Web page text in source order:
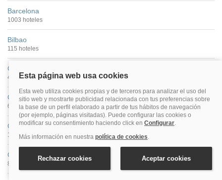
Barcelona
1003 hoteles
Bilbao
115 hoteles
Cáceres
40 hoteles
Cádiz
68 hoteles
Castellón De La Plana
16 hoteles
Ceuta
8 hoteles